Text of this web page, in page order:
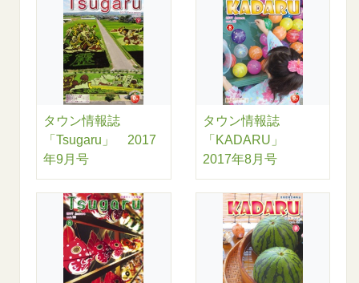
タウン情報誌
「Tsugaru」 2017
年9月号
タウン情報誌
「KADARU」
2017年8月号